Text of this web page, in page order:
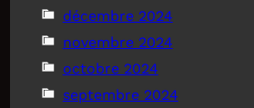
décembre 2024
novembre 2024
octobre 2024
septembre 2024